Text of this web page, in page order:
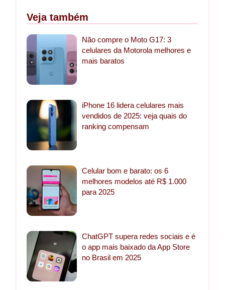
Veja também
Não compre o Moto G17: 3
celulares da Motorola melhores e
mais baratos
iPhone 16 lidera celulares mais
vendidos de 2025: veja quais do
ranking compensam
Celular bom e barato: os 6
melhores modelos até R$ 1.000
para 2025
ChatGPT supera redes sociais e é
o app mais baixado da App Store
no Brasil em 2025